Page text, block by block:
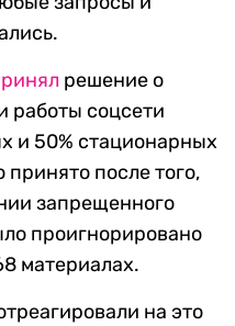
решение о
работы соцсети
и 50% стационарных
после того,
запрещенного
проигнорировано
материалах.
на это